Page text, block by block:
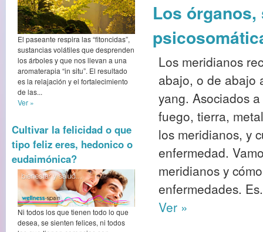
El paseante respira las “fitoncidas”,
sustancias volátiles que desprenden
los árboles y que nos llevan a una
aromaterapia “in situ”. El resultado
es la relajación y el fortalecimiento
de las...
Ver »
Cultivar la felicidad o que
tipo feliz eres, hedonico o
eudaimónica?
Ni todos los que tienen todo lo que
desea, se sienten felices, ni todos
Los
Los meridianos
abajo, o de abajo
yang. Asociados
fuego, tierra,
los meridianos, y
enfermedad.
meridianos y
enfermedades.
Ver »